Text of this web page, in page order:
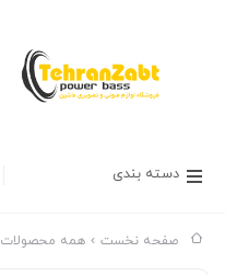
دسته بندی
صفحه نخست همه محصولات